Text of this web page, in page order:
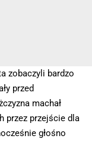
zobaczyli bardzo
przed
machał
przez przejście dla
głośno